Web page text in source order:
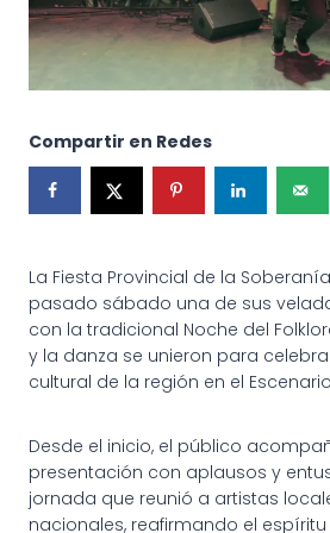
Compartir en Redes
La Fiesta Provincial de la
pasado sábado una de sus
con la tradicional Noche del
y la danza se unieron para
cultural de la región en el
Desde el inicio, el público
presentación con aplausos y
jornada que reunió a artistas
nacionales, reafirmando el